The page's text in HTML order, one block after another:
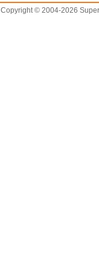
Copyright © 2004-2026